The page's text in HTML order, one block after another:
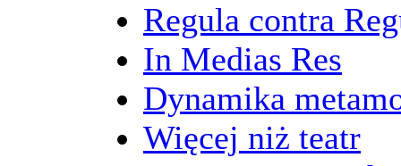
Regula contra
In Medias Res
Dynamika
Więcej niż teatr